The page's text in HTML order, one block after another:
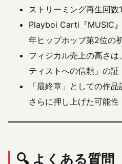
ストリーミング再生回数
Playboi Carti『MUSIC
年ヒップホップ第2位の
フィジカル売上の高さ
ティストへの信頼」の証
「最終章」としての作
さらに押し上げた可能性
🔍 よくある質問